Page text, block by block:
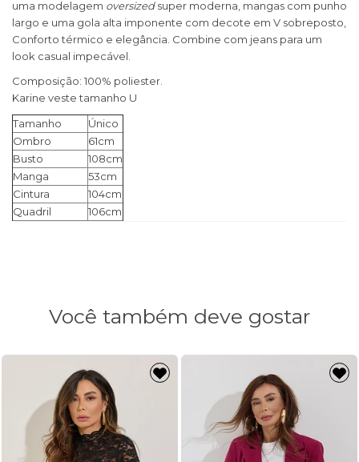
uma modelagem oversizedsuper moderna, mangas com punho
largo e uma gola alta imponente com decote em V sobreposto,
Conforto térmico e elegância. Combine com jeans para um
look casual impecável.
Composição: 100% poliester.
Karine veste tamanho U
Tamanho
Único
Ombro
61cm
Busto
108cm
Manga
53cm
Cintura
104cm
Quadril
106cm
Você também deve gostar